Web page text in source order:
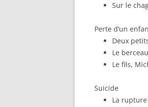
Sur le
Perte d’un
Deux
Le
Le fils,
Suicide
La